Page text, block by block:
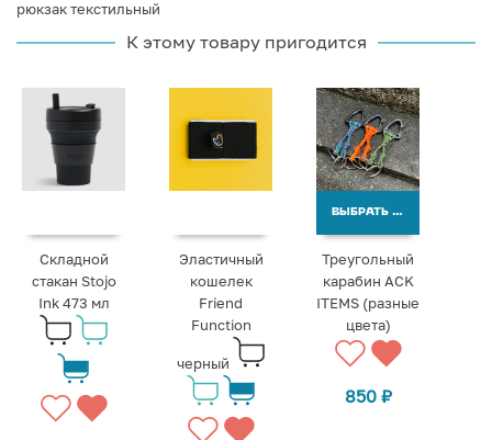
рюкзак текстильный
К этому товару пригодится
Складной
стакан Stojo
Ink 473 мл
Эластичный
кошелек
Friend
Function
черный
ВЫБРАТЬ ВАРИАНТЫ
Треугольный
карабин ACK
ITEMS (разные
цвета)
850 ₽